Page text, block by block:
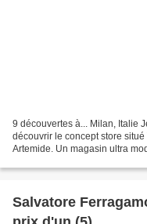
9 découvertes à... Milan, Italie
découvrir le concept store
Artemide. Un magasin ultra
Salvatore